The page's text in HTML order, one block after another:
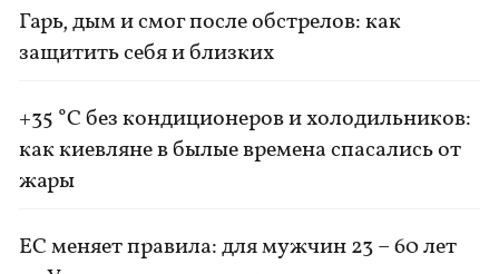
Гарь, дым и смог после обстрелов: как
защитить себя и близких
+35 °C без кондиционеров и холодильников:
как киевляне в былые времена спасались от
жары
ЕС меняет правила: для мужчин 23 – 60 лет